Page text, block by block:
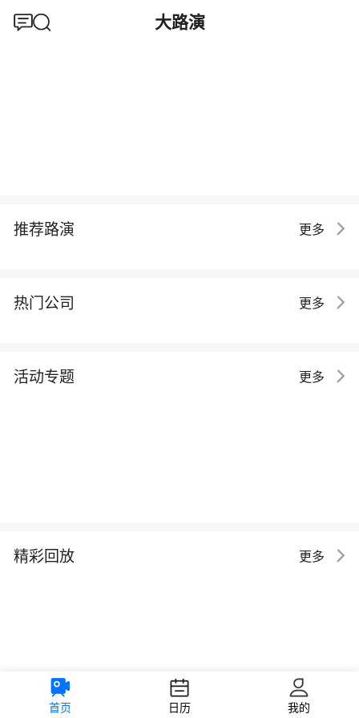
大路演
推荐路演 更多
热门公司 更多
活动专题 更多
精彩回放 更多
首页 日历 我的